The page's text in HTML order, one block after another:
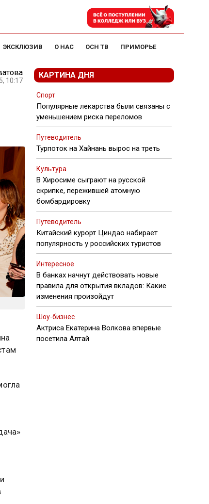
ЭКСКЛЮЗИВ О НАС ОСН ТВ ПРИМОРЬЕ
10:17
КАРТИНА ДНЯ
Спорт
Популярные лекарства были связаны с
уменьшением риска переломов
Путеводитель
Турпоток на Хайнань вырос на треть
Культура
В Хиросиме сыграют на русской
скрипке, пережившей атомную
бомбардировку
Путеводитель
Китайский курорт Циндао набирает
популярность у российских туристов
Интересное
В банках начнут действовать новые
правила для открытия вкладов: Какие
изменения произойдут
Шоу-бизнес
Актриса Екатерина Волкова впервые
посетила Алтай